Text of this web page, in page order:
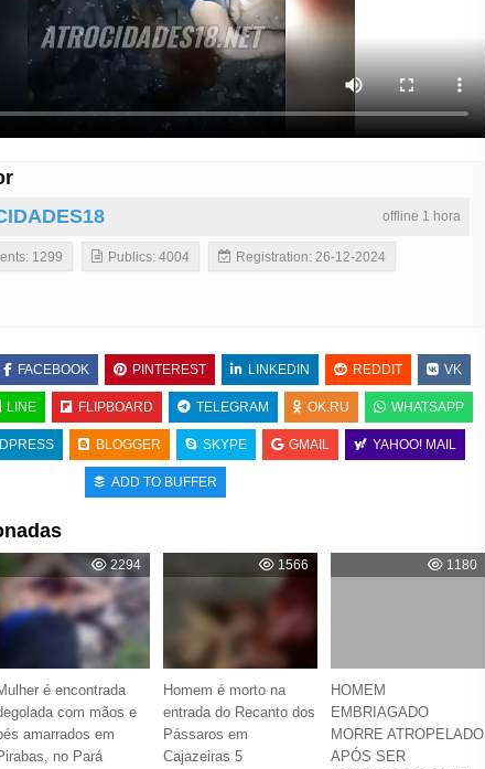
offline 1 hora
1299 Publics: 4004 Registration: 26-12-2024
FACEBOOK PINTEREST LINKEDIN REDDIT VK
LINE FLIPBOARD TELEGRAM OK.RU WHATSAPP
BLOGGER SKYPE GMAIL YAHOO! MAIL
ADD TO BUFFER
2294
é encontrada
com mãos e
amarrados em
no Pará
1566
Homem é morto na
entrada do Recanto dos
Pássaros em
Cajazeiras 5
1180
HOMEM
EMBRIAGADO
MORRE ATROPELADO
APÓS SER